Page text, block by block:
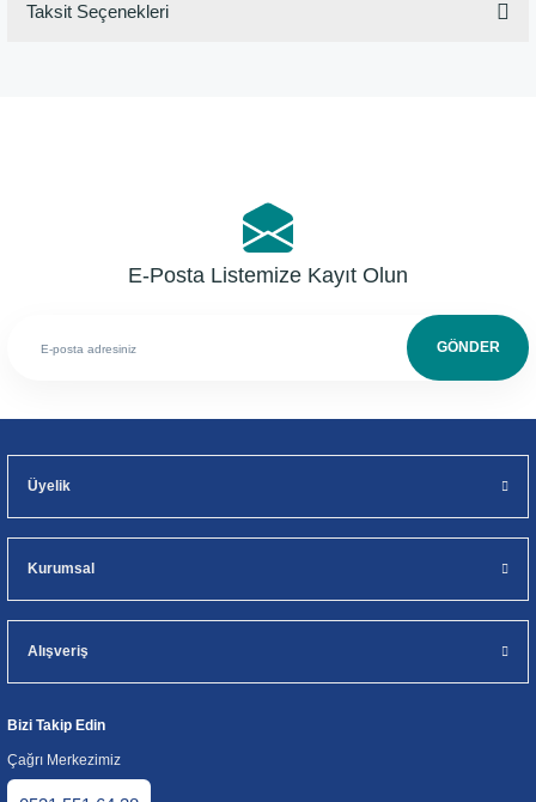
Taksit Seçenekleri
E-Posta Listemize Kayıt Olun
GÖNDER
Üyelik
Kurumsal
Alışveriş
Bizi Takip Edin
Çağrı Merkezimiz